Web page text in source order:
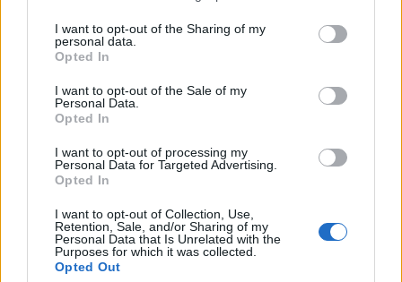
I want to opt-out of the Sharing of my
personal data.
Opted In
I want to opt-out of the Sale of my
Personal Data.
Opted In
I want to opt-out of processing my
Personal Data for Targeted Advertising.
Opted In
I want to opt-out of Collection, Use,
Retention, Sale, and/or Sharing of my
Personal Data that Is Unrelated with the
Purposes for which it was collected.
Opted Out
υψηλά,η ροή αίματος μπορεί να
περιοριστεί,
κάτι που επηρεάζει
αρνητικά τη λειτουργία του
εγκεφάλου.
Αν και ηέρευνα έχει εντοπίσει μια
συσχέτιση μεταξύ της
ινσουλινοαντίστασηςκαι της
γνωστικής υγείας,